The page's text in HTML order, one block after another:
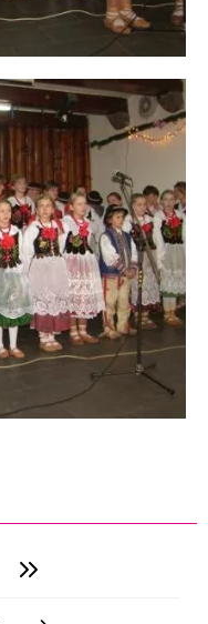
następny rok
następny miesiąc